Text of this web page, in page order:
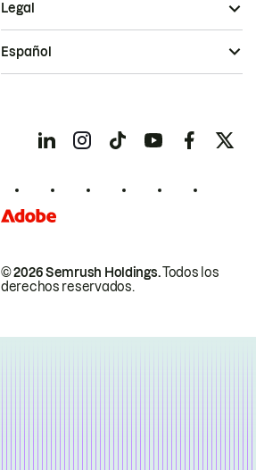
© 2026 Semrush Holdings.Todos los
derechos reservados.
Legal
Español